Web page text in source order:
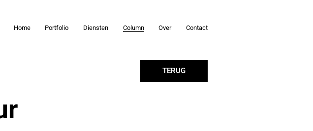
Home Portfolio Diensten Column Over Contact
TERUG